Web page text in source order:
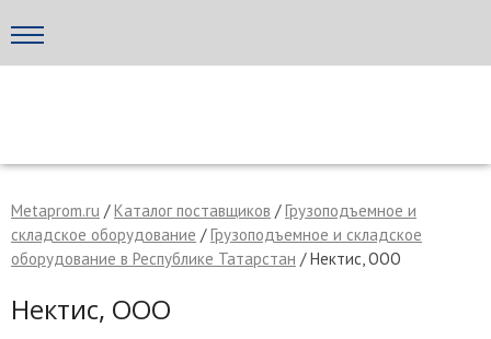
МЕТАПРОМ - российский торгово-промышленный портал
Написать поставщику
Metaprom.ru /Каталог поставщиков /Грузоподъемное и
складское оборудование /Грузоподъемное и складское
оборудование в Республике Татарстан / Нектис, ООО
Нектис, ООО